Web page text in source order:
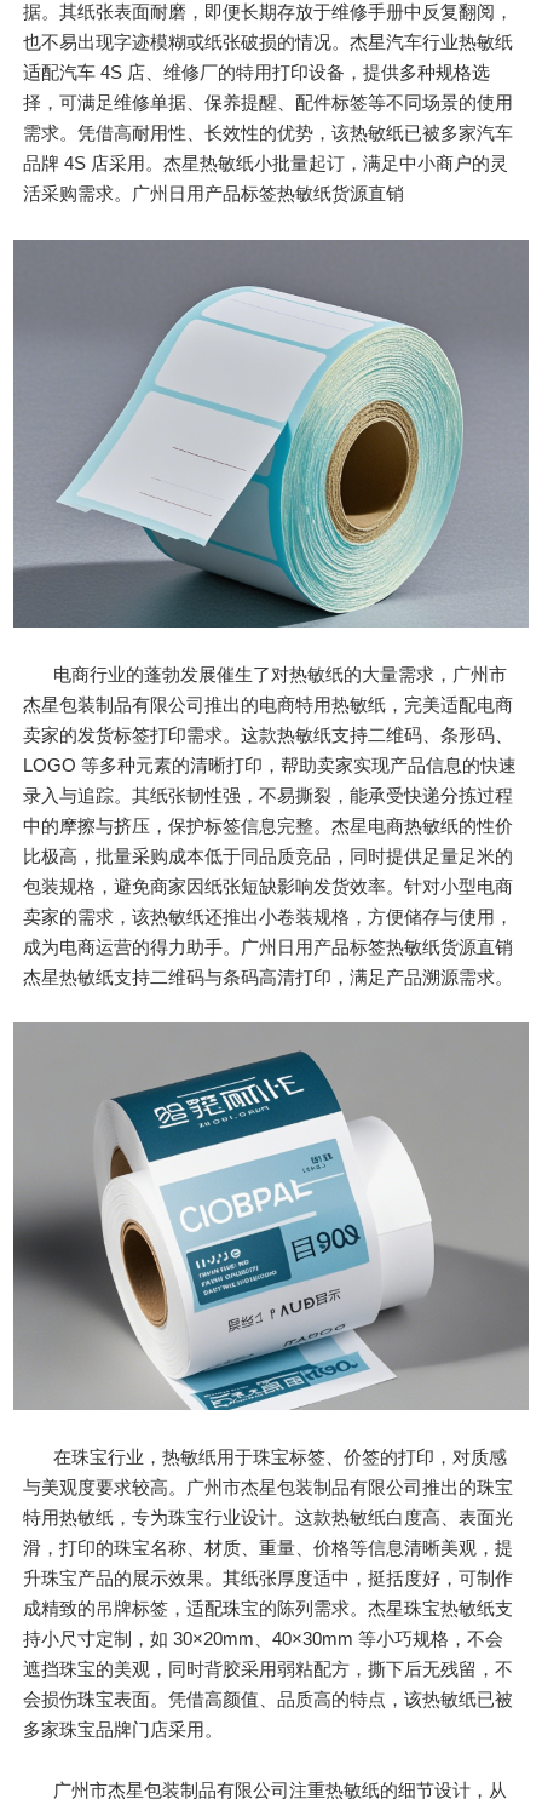
据。其纸张表面耐磨，即便长期存放于维修手册中反复翻阅，
也不易出现字迹模糊或纸张破损的情况。杰星汽车行业热敏纸
适配汽车 4S 店、维修厂的特用打印设备，提供多种规格选
择，可满足维修单据、保养提醒、配件标签等不同场景的使用
需求。凭借高耐用性、长效性的优势，该热敏纸已被多家汽车
品牌 4S 店采用。杰星热敏纸小批量起订，满足中小商户的灵
活采购需求。广州日用产品标签热敏纸货源直销
电商行业的蓬勃发展催生了对热敏纸的大量需求，广州市
杰星包装制品有限公司推出的电商特用热敏纸，完美适配电商
卖家的发货标签打印需求。这款热敏纸支持二维码、条形码、
LOGO 等多种元素的清晰打印，帮助卖家实现产品信息的快速
录入与追踪。其纸张韧性强，不易撕裂，能承受快递分拣过程
中的摩擦与挤压，保护标签信息完整。杰星电商热敏纸的性价
比极高，批量采购成本低于同品质竞品，同时提供足量足米的
包装规格，避免商家因纸张短缺影响发货效率。针对小型电商
卖家的需求，该热敏纸还推出小卷装规格，方便储存与使用，
成为电商运营的得力助手。广州日用产品标签热敏纸货源直销
杰星热敏纸支持二维码与条码高清打印，满足产品溯源需求。
在珠宝行业，热敏纸用于珠宝标签、价签的打印，对质感
与美观度要求较高。广州市杰星包装制品有限公司推出的珠宝
特用热敏纸，专为珠宝行业设计。这款热敏纸白度高、表面光
滑，打印的珠宝名称、材质、重量、价格等信息清晰美观，提
升珠宝产品的展示效果。其纸张厚度适中，挺括度好，可制作
成精致的吊牌标签，适配珠宝的陈列需求。杰星珠宝热敏纸支
持小尺寸定制，如 30×20mm、40×30mm 等小巧规格，不会
遮挡珠宝的美观，同时背胶采用弱粘配方，撕下后无残留，不
会损伤珠宝表面。凭借高颜值、品质高的特点，该热敏纸已被
多家珠宝品牌门店采用。
广州市杰星包装制品有限公司注重热敏纸的细节设计，从